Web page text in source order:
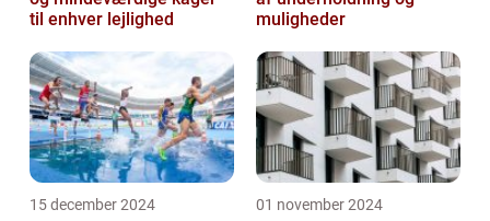
til enhver lejlighed
muligheder
15 december 2024 01 november 2024